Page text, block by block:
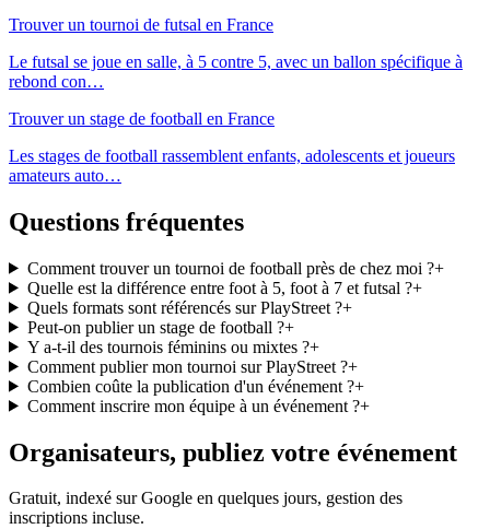
Trouver un tournoi de futsal en France
Le futsal se joue en salle, à 5 contre 5, avec un ballon spécifique à
rebond con…
Trouver un stage de football en France
Les stages de football rassemblent enfants, adolescents et joueurs
amateurs auto…
Questions fréquentes
Comment trouver un tournoi de football près de chez moi ?+
Quelle est la différence entre foot à 5, foot à 7 et futsal ?+
Quels formats sont référencés sur PlayStreet ?+
Peut-on publier un stage de football ?+
Y a-t-il des tournois féminins ou mixtes ?+
Comment publier mon tournoi sur PlayStreet ?+
Combien coûte la publication d'un événement ?+
Comment inscrire mon équipe à un événement ?+
Organisateurs, publiez votre événement
Gratuit, indexé sur Google en quelques jours, gestion des
inscriptions incluse.